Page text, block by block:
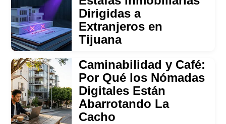
Dirigidas a
Extranjeros en
Tijuana
Caminabilidad y Café:
Por Qué los Nómadas
Digitales Están
Abarrotando La
Cacho